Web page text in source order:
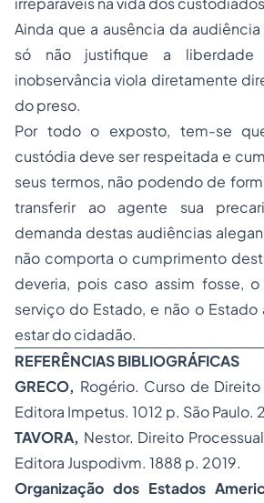
Ainda que a ausência da
só não justifique a
inobservância viola diretamente
do preso.
Por todo o exposto, tem-se
custódia deve ser respeitada e
seus termos, não podendo de
transferir ao agente sua
demanda destas audiências
não comporta o cumprimento
deveria, pois caso assim fosse,
serviço do Estado, e não o
estar do cidadão.
REFERÊNCIAS BIBLIOGRÁFICAS
GRECO, Rogério. Curso de Direito
Editora Impetus. 1012 p. São Paulo.
TAVORA, Nestor. Direito
Editora Juspodivm. 1888 p. 2019.
Organização dos Estados